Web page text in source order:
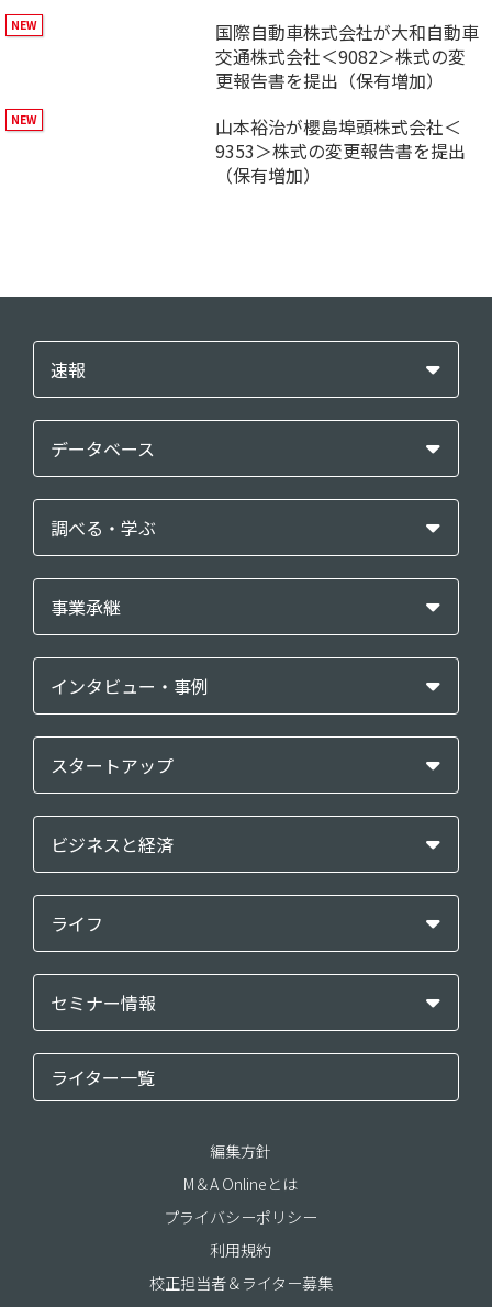
国際自動車株式会社が大和自動車
交通株式会社＜9082＞株式の変
更報告書を提出（保有増加）
山本裕治が櫻島埠頭株式会社＜
9353＞株式の変更報告書を提出
（保有増加）
速報
データベース
調べる・学ぶ
事業承継
インタビュー・事例
スタートアップ
ビジネスと経済
ライフ
セミナー情報
ライター一覧
編集方針
M＆A Onlineとは
プライバシーポリシー
利用規約
校正担当者＆ライター募集